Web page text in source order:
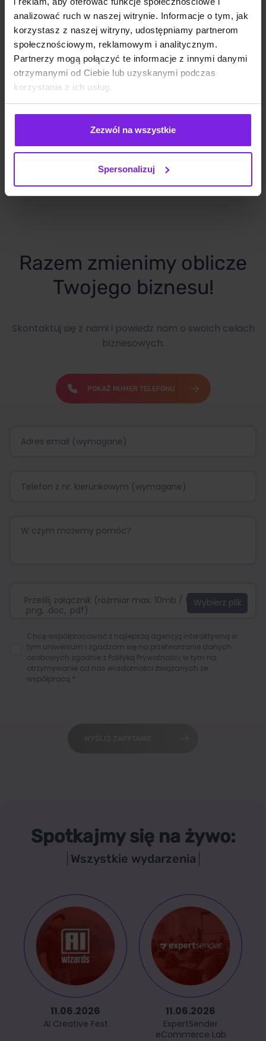
analizować ruch w naszej witrynie. Informacje o tym, jak
korzystasz z naszej witryny, udostępniamy partnerom
społecznościowym, reklamowym i analitycznym.
Partnerzy mogą połączyć te informacje z innymi danymi
otrzymanymi od Ciebie lub uzyskanymi podczas
korzystania z ich usług.
Zezwól na wszystkie
Spersonalizuj
Pozycjonowanie w Portugalii – Strategia
SEO na Rynek Lusański
SEO zagraniczne
Razem zmienimy oblicze
Twojego biznesu!
Skontaktuj się z nami i powiedz nam o swoich celach
biznesowych.
POKAŻ NUMER TELEFONU
Prześlij załącznik (rozmiar max. 10mb / format:.jpg,
.png, .doc, .pdf)
Chcę współpracować z najlepszą agencją interaktywną w
tym uniwersum i zgadzam się na przetwarzanie danych
osobowych zgodnie z Polityką Prywatności , w tym na
otrzymywanie od nas wiadomości związanych ze
współpracą.*
Spotkajmy się na żywo:
Wszystkie wydarzenia
11.06.2026
AI Creative Fest
11.06.2026
ExpertSender
eCommerce Lab